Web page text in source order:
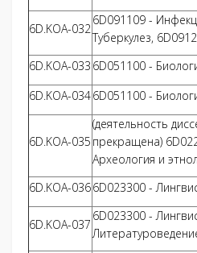
6D.KOA-032
6D091109 -
Туберкулез,
6D.KOA-033 6D051100 -
6D.KOA-0346D051100 -
6D.KOA-035
(деятельность
прекращена)
Археология и
6D.KOA-0366D023300 -
6D.KOA-037
6D023300 -